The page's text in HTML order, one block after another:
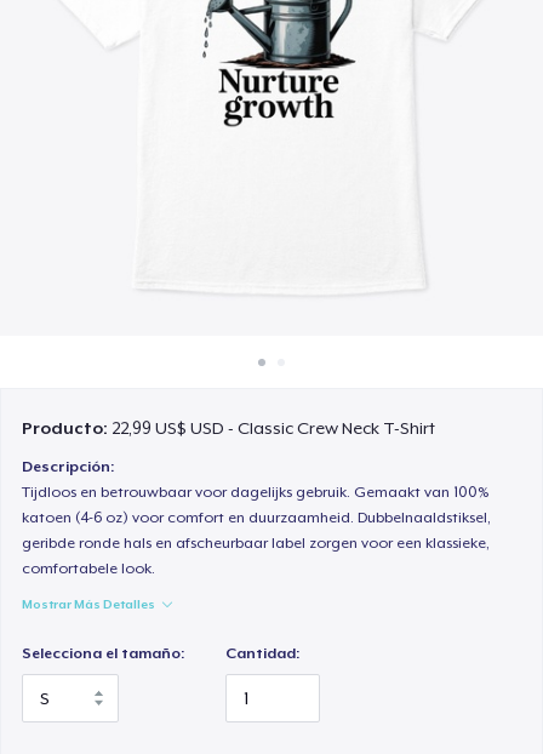
Venda en todas partes
Venda lo que sea
Producto: 22,99 US$ USD - Classic Crew Neck T-Shirt
Descripción:
Tijdloos en betrouwbaar voor dagelijks gebruik. Gemaakt van 100%
katoen (4-6 oz) voor comfort en duurzaamheid. Dubbelnaaldstiksel,
geribde ronde hals en afscheurbaar label zorgen voor een klassieke,
comfortabele look.
Mostrar Más Detalles
Selecciona el tamaño: Cantidad: